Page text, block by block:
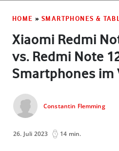
HOME » SMARTPHONES &
Xiaomi Redmi
vs. Redmi Note
Smartphones im
Constantin Flemming
26. Juli 2023 14 min.